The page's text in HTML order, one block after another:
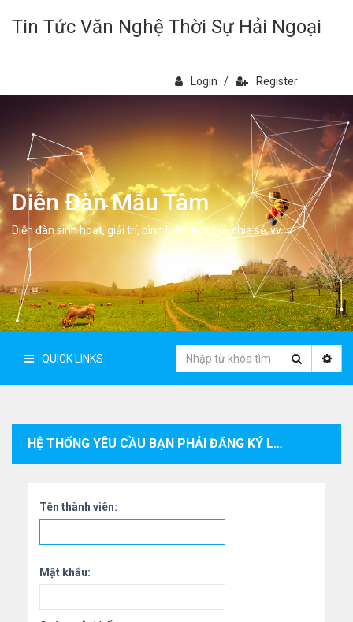
Tin Tức Văn Nghệ Thời Sự Hải Ngoại
Login / Register
Diễn Đàn Mẫu Tâm
Diễn đàn sinh hoạt, giải trí, bình luân, học hỏi, chia sẻ, vv.
QUICK LINKS
HỆ THỐNG YÊU CẦU BẠN PHẢI ĐĂNG KÝ LÀM THÀNH VIÊN VÀ ĐĂNG NHẬP VÀO HỆ THỐNG ĐỂ XEM THÔNG TIN CÁ NHÂN CỦA THÀNH VIÊN.
Tên thành viên:
Mật khẩu: